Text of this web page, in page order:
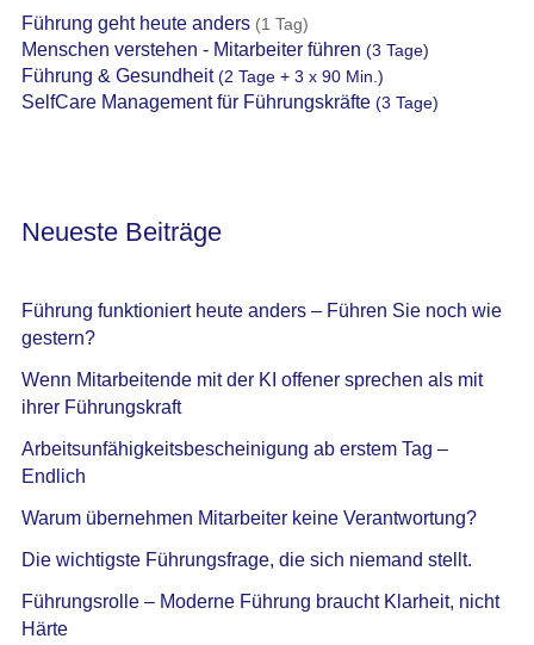
Führung geht heute anders(1 Tag)
Menschen verstehen - Mitarbeiter führen (3 Tage)
Führung & Gesundheit(2 Tage + 3 x 90 Min.)
SelfCare Management für Führungskräfte(3 Tage)
Neueste Beiträge
Führung funktioniert heute anders – Führen Sie noch wie
gestern?
Wenn Mitarbeitende mit der KI offener sprechen als mit
ihrer Führungskraft
Arbeitsunfähigkeitsbescheinigung ab erstem Tag –
Endlich
Warum übernehmen Mitarbeiter keine Verantwortung?
Die wichtigste Führungsfrage, die sich niemand stellt.
Führungsrolle – Moderne Führung braucht Klarheit, nicht
Härte